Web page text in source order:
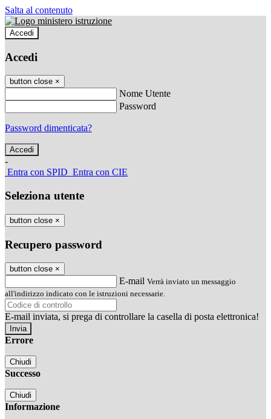
Salta al contenuto
Accedi
Accedi
button close ×
Nome Utente
Password
Password dimenticata?
-
Entra con SPID Entra con CIE
Seleziona utente
button close ×
Recupero password
button close ×
E-mail Verrà inviato un messaggio
all'indirizzo indicato con le istruzioni necessarie.
E-mail inviata, si prega di controllare la casella di posta elettronica!
Errore
Chiudi
Successo
Chiudi
Informazione